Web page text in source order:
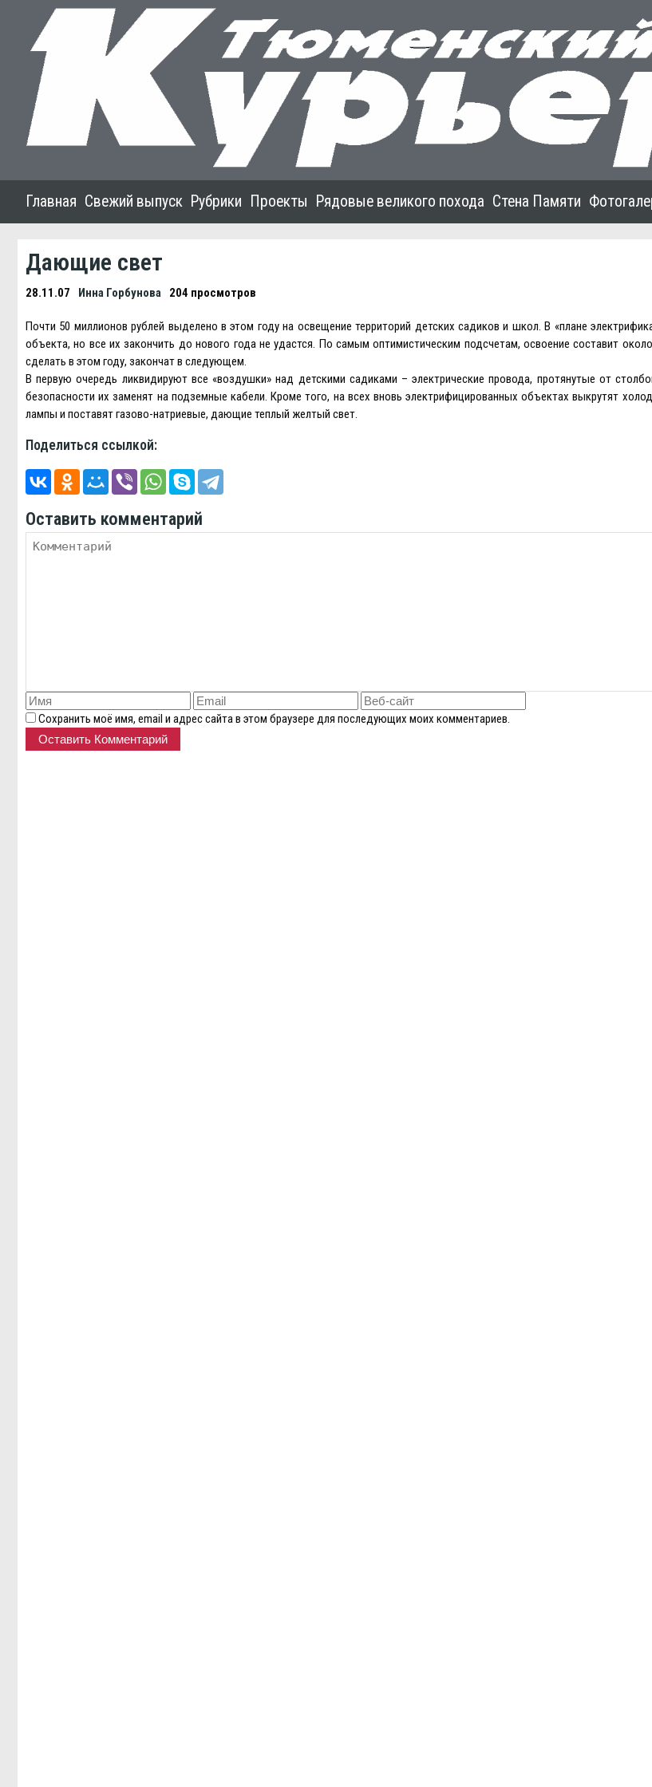
Главная Свежий выпуск Рубрики Проекты Рядовые великого похода Стена Памяти
Дающие свет
28.11.07 Инна Горбунова 204 просмотров
Почти 50 миллионов рублей выделено в этом году на освещение территорий детских садиков и школ. В «плане
объекта, но все их закончить до нового года не удастся. По самым оптимистическим подсчетам, освоение составит
сделать в этом году, закончат в следующем.
В первую очередь ликвидируют все «воздушки» над детскими садиками – электрические провода, протянутые от
безопасности их заменят на подземные кабели. Кроме того, на всех вновь электрифицированных объектах выкрутят
лампы и поставят газово-натриевые, дающие теплый желтый свет.
Поделиться ссылкой:
Оставить комментарий
Сохранить моё имя, email и адрес сайта в этом браузере для последующих моих комментариев.